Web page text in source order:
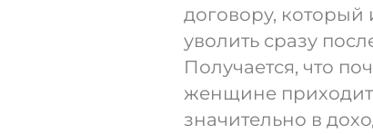
договору, который
уволить сразу
Получается, что
женщине
значительно в